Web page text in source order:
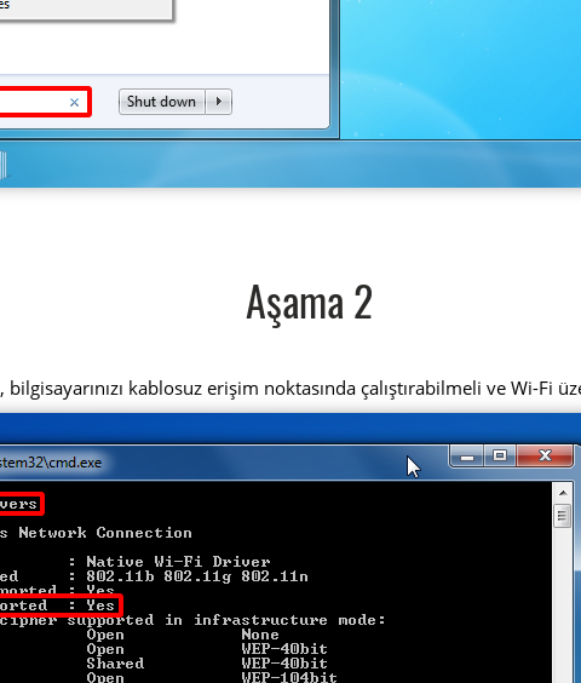
Aşama 2
, bilgisayarınızı kablosuz erişim noktasında çalıştırabilmeli ve Wi-Fi